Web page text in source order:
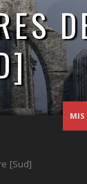
MIS
[Sud]